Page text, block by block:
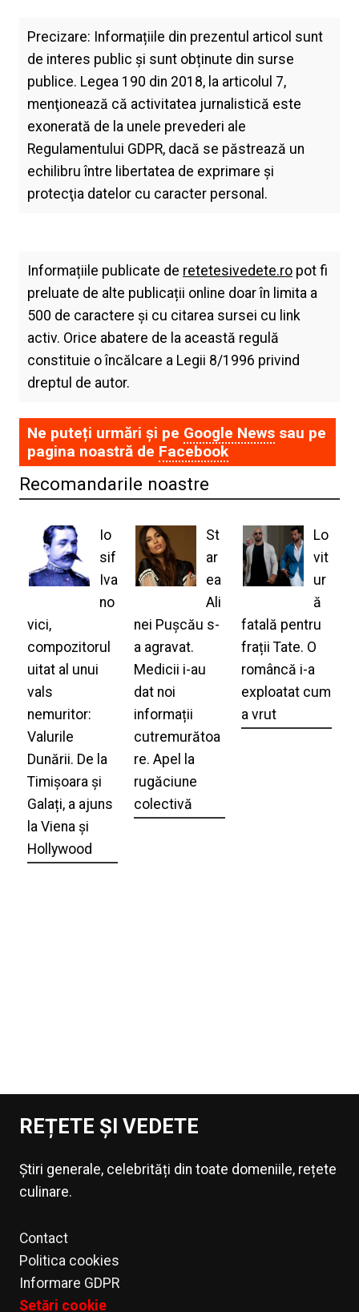
Precizare: Informațiile din prezentul articol sunt
de interes public și sunt obținute din surse
publice. Legea 190 din 2018, la articolul 7,
menţionează că activitatea jurnalistică este
exonerată de la unele prevederi ale
Regulamentului GDPR, dacă se păstrează un
echilibru între libertatea de exprimare şi
protecţia datelor cu caracter personal.
Informațiile publicate de retetesivedete.ropot fi
preluate de alte publicații online doar în limita a
500 de caractere și cu citarea sursei cu link
activ. Orice abatere de la această regulă
constituie o încălcare a Legii 8/1996 privind
dreptul de autor.
Ne puteți urmări și pe Google Newssau pe
pagina noastră de Facebook
Recomandarile noastre
Io
sif
Iva
no
vici,
compozitorul
uitat al unui
vals
nemuritor:
Valurile
Dunării. De la
Timișoara și
Galați, a ajuns
la Viena și
Hollywood
St
ar
ea
Ali
nei Pușcău s-
a agravat.
Medicii i-au
dat noi
informații
cutremurătoa
re. Apel la
rugăciune
colectivă
Lo
vit
ur
ă
fatală pentru
frații Tate. O
româncă i-a
exploatat cum
a vrut
REȚETE ȘI VEDETE
Știri generale, celebrități din toate domeniile, rețete
culinare.
Contact
Politica cookies
Informare GDPR
Setări cookie